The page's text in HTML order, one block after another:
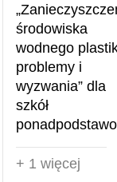
środowiska
wodnego
problemy i
wyzwania” dla
szkół
+ 1 więcej